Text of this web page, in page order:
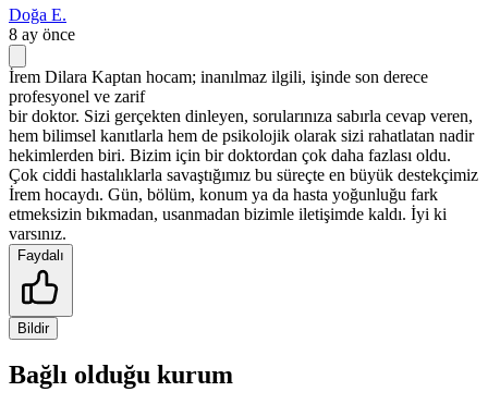
Doğa E.
8 ay önce
İrem Dilara Kaptan hocam; inanılmaz ilgili, işinde son derece
profesyonel ve zarif
bir doktor. Sizi gerçekten dinleyen, sorularınıza sabırla cevap veren,
hem bilimsel kanıtlarla hem de psikolojik olarak sizi rahatlatan nadir
hekimlerden biri. Bizim için bir doktordan çok daha fazlası oldu.
Çok ciddi hastalıklarla savaştığımız bu süreçte en büyük destekçimiz
İrem hocaydı. Gün, bölüm, konum ya da hasta yoğunluğu fark
etmeksizin bıkmadan, usanmadan bizimle iletişimde kaldı. İyi ki
varsınız.
Faydalı
Bildir
Bağlı olduğu kurum